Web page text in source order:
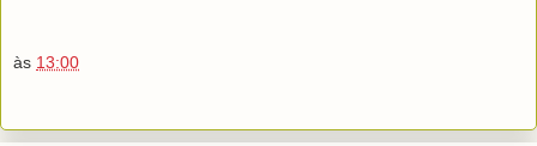
às 13:00